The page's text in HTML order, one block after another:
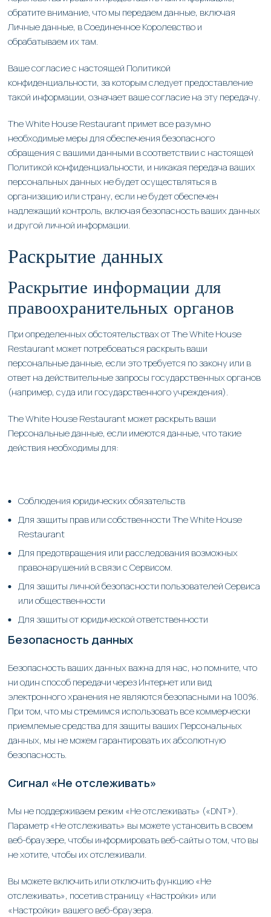
обратите внимание, что мы передаем данные, включая
Личные данные, в Соединенное Королевство и
обрабатываем их там.
Ваше согласие с настоящей Политикой
конфиденциальности, за которым следует предоставление
такой информации, означает ваше согласие на эту передачу.
The White House Restaurant примет все разумно
необходимые меры для обеспечения безопасного
обращения с вашими данными в соответствии с настоящей
Политикой конфиденциальности, и никакая передача ваших
персональных данных не будет осуществляться в
организацию или страну, если не будет обеспечен
надлежащий контроль, включая безопасность ваших данных
и другой личной информации.
Раскрытие данных
Раскрытие информации для
правоохранительных органов
При определенных обстоятельствах от The White House
Restaurant может потребоваться раскрыть ваши
персональные данные, если это требуется по закону или в
ответ на действительные запросы государственных органов
(например, суда или государственного учреждения).
The White House Restaurant может раскрыть ваши
Персональные данные, если имеются данные, что такие
действия необходимы для:
Соблюдения юридических обязательств
Для защиты прав или собственности The White House
Restaurant
Для предотвращения или расследования возможных
правонарушений в связи с Сервисом.
Для защиты личной безопасности пользователей Сервиса
или общественности
Для защиты от юридической ответственности
Безопасность данных
Безопасность ваших данных важна для нас, но помните, что
ни один способ передачи через Интернет или вид
электронного хранения не являются безопасными на 100%.
При том, что мы стремимся использовать все коммерчески
приемлемые средства для защиты ваших Персональных
данных, мы не можем гарантировать их абсолютную
безопасность.
Сигнал «Не отслеживать»
Мы не поддерживаем режим «Не отслеживать» («DNT»).
Параметр «Не отслеживать» вы можете установить в своем
веб-браузере, чтобы информировать веб-сайты о том, что вы
не хотите, чтобы их отслеживали.
Вы можете включить или отключить функцию «Не
отслеживать», посетив страницу «Настройки» или
«Настройки» вашего веб-браузера.